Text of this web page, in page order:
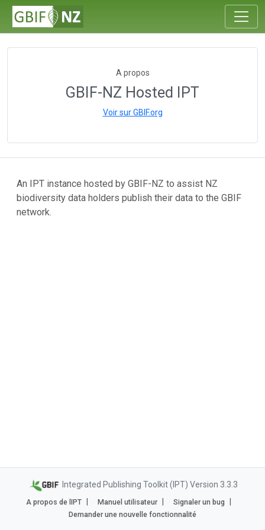
A propos
GBIF-NZ Hosted IPT
Voir sur GBIF.org
An IPT instance hosted by GBIF-NZ to assist NZ
biodiversity data holders publish their data to the GBIF
network.
Integrated Publishing Toolkit (IPT) Version 3.3.3
A propos de lIPT Manuel utilisateur
Signaler un bug
Demander une nouvelle fonctionnalité